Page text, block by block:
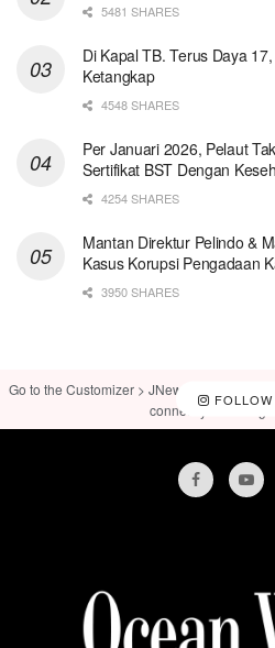
5481 SHARES
Di Kapal TB. Terus Daya
Ketangkap
4548 SHARES
Per Januari 2026, Pelaut
Sertifikat BST Dengan
4254 SHARES
Mantan Direktur Pelindo &
Kasus Korupsi Pengadaan
3950 SHARES
Go to the Customizer > JNews : Social,
connect your